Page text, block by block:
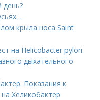
день?
крыла носа Saint
на Helicobacter pylori.
дыхательного
Показания к
Хеликобактер